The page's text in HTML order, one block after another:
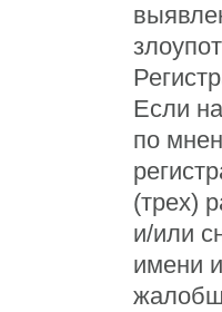
Если
по
(трех)
и/или
имени